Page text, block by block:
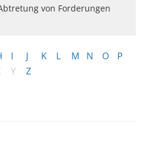
I J K L M N O
P
Y Z
von Forderungen